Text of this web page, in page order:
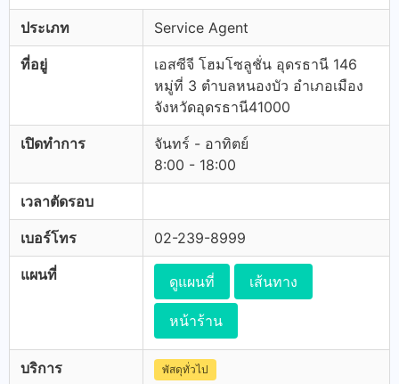
ประเภท Service Agent
ที่อยู่
เอสซีจี โฮมโซลูชั่น อุดรธานี 146
หมู่ที่ 3 ตำบลหนองบัว อำเภอเมือง
จังหวัดอุดรธานี41000
เปิดทำการ
จันทร์ - อาทิตย์
8:00 - 18:00
เวลาตัดรอบ
เบอร์โทร 02-239-8999
แผนที่ ดูแผนที่ เส้นทาง
หน้าร้าน
บริการ พัสดุทั่วไป